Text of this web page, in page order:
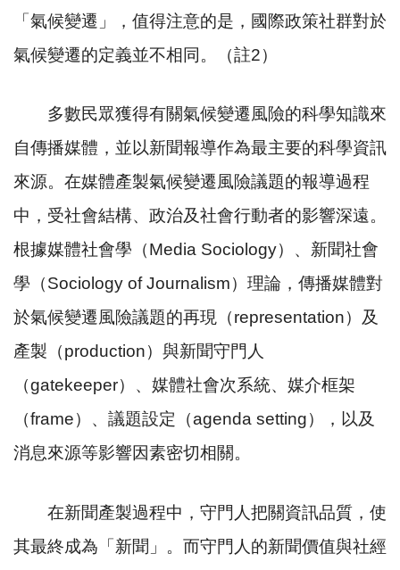
「氣候變遷」，值得注意的是，國際政策社群對於
氣候變遷的定義並不相同。（註2）
多數民眾獲得有關氣候變遷風險的科學知識來
自傳播媒體，並以新聞報導作為最主要的科學資訊
來源。在媒體產製氣候變遷風險議題的報導過程
中，受社會結構、政治及社會行動者的影響深遠。
根據媒體社會學（Media Sociology）、新聞社會
學（Sociology of Journalism）理論，傳播媒體對
於氣候變遷風險議題的再現（representation）及
產製（production）與新聞守門人
（gatekeeper）、媒體社會次系統、媒介框架
（frame）、議題設定（agenda setting），以及
消息來源等影響因素密切相關。
在新聞產製過程中，守門人把關資訊品質，使
其最終成為「新聞」。而守門人的新聞價值與社經